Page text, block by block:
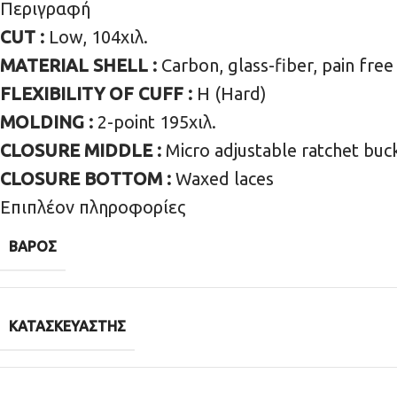
Περιγραφή
CUT : Low, 104χιλ.
MATERIAL SHELL : Carbon, glass-fiber, pain free
FLEXIBILITY OF CUFF : H (Hard)
MOLDING : 2-point 195χιλ.
CLOSURE MIDDLE : Micro adjustable ratchet
CLOSURE BOTTOM : Waxed laces
Επιπλέον πληροφορίες
ΒΆΡΟΣ
ΚΑΤΑΣΚΕΥΑΣΤΉΣ